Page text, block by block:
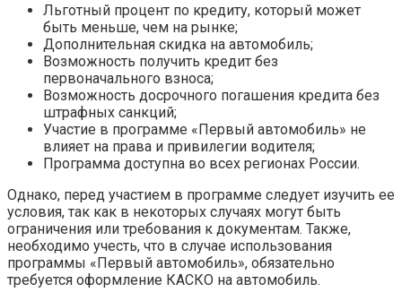
Льготный процент по кредиту, который может
быть меньше, чем на рынке;
Дополнительная скидка на автомобиль;
Возможность получить кредит без
первоначального взноса;
Возможность досрочного погашения кредита без
штрафных санкций;
Участие в программе «Первый автомобиль» не
влияет на права и привилегии водителя;
Программа доступна во всех регионах России.
Однако, перед участием в программе следует изучить ее
условия, так как в некоторых случаях могут быть
ограничения или требования к документам. Также,
необходимо учесть, что в случае использования
программы «Первый автомобиль», обязательно
требуется оформление КАСКО на автомобиль.